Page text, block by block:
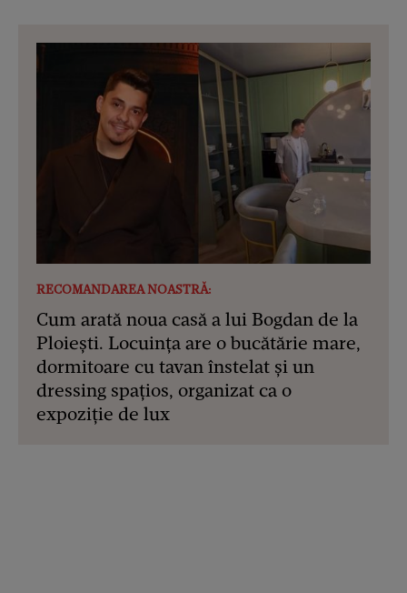
RECOMANDAREA NOASTRĂ:
Cum arată noua casă a lui Bogdan de la
Ploiești. Locuința are o bucătărie mare,
dormitoare cu tavan înstelat și un
dressing spațios, organizat ca o
expoziție de lux